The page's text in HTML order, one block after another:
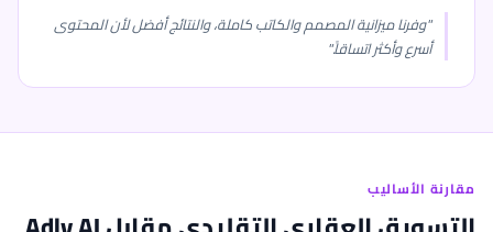
"وفرنا ميزانية المصمم والكاتب كاملة، والنتائج أفضل لأن المحتوى
أسرع وأكثر اتساقاً."
مقارنة الأساليب